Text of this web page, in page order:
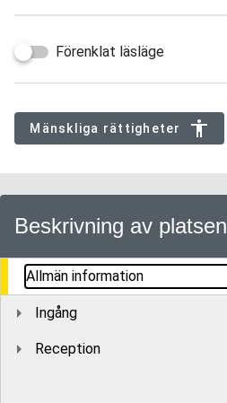
Förenklat läsläge
Mänskliga rättigheter
Beskrivning av platsen
Allmän information
Ingång
Reception